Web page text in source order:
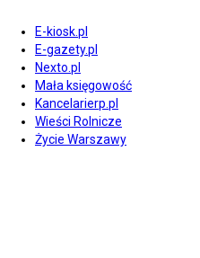
E-kiosk.pl
E-gazety.pl
Nexto.pl
Mała księgowość
Kancelarierp.pl
Wieści Rolnicze
Życie Warszawy